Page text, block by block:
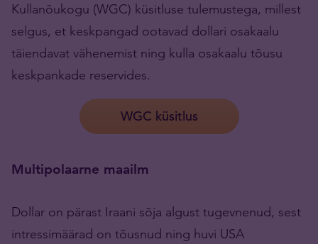
Kullanõukogu (WGC) küsitluse tulemustega, millest
selgus, et keskpangad ootavad dollari osakaalu
täiendavat vähenemist ning kulla osakaalu tõusu
keskpankade reservides.
WGC küsitlus
Multipolaarne maailm
Dollar on pärast Iraani sõja algust tugevnenud, sest
intressimäärad on tõusnud ning huvi USA